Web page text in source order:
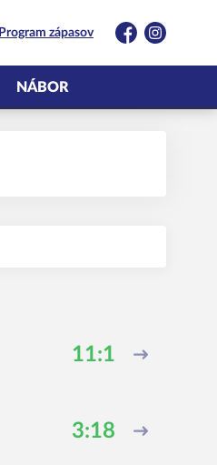
Program zápasov
FacebookInstagram
NÁBOR
11:1
3:18